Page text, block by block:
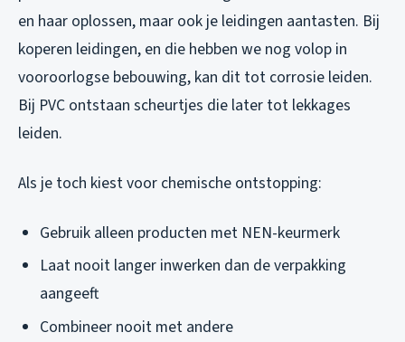
en haar oplossen, maar ook je leidingen aantasten. Bij
koperen leidingen, en die hebben we nog volop in
vooroorlogse bebouwing, kan dit tot corrosie leiden.
Bij PVC ontstaan scheurtjes die later tot lekkages
leiden.
Als je toch kiest voor chemische ontstopping:
Gebruik alleen producten met NEN-keurmerk
Laat nooit langer inwerken dan de verpakking
aangeeft
Combineer nooit met andere